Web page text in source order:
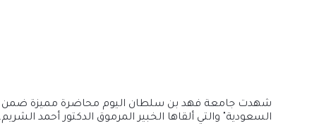
شهدت جامعة فهد بن سلطان اليوم محاضرة مميزة ضمن
السعودية" والتي ألقاها الخبير المرموق الدكتور أحمد الشريم.